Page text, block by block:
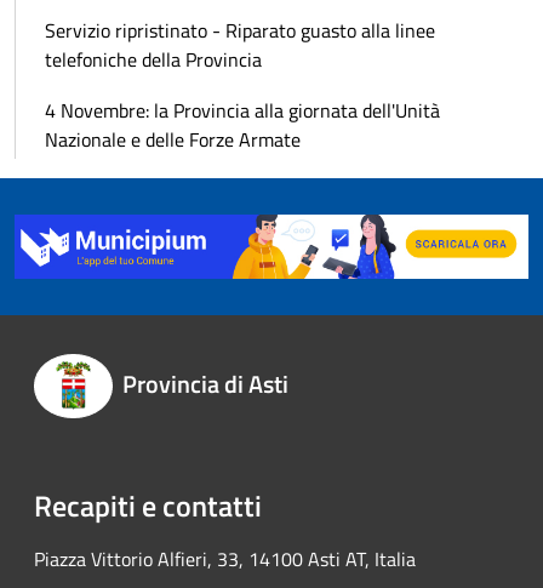
Servizio ripristinato - Riparato guasto alla linee
telefoniche della Provincia
4 Novembre: la Provincia alla giornata dell'Unità
Nazionale e delle Forze Armate
Provincia di Asti
Recapiti e contatti
Piazza Vittorio Alfieri, 33, 14100 Asti AT, Italia